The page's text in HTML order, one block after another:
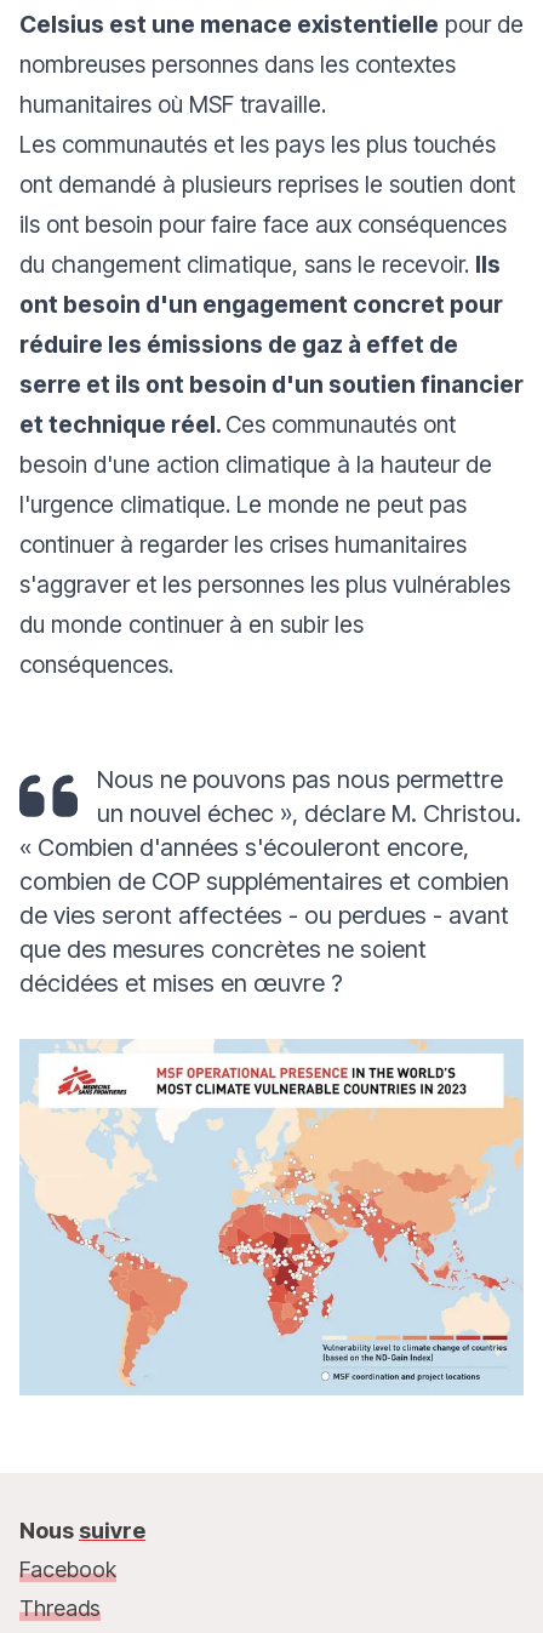
Celsius est une menace existentielle pour de
nombreuses personnes dans les contextes
humanitaires où MSF travaille.
Les communautés et les pays les plus touchés
ont demandé à plusieurs reprises le soutien dont
ils ont besoin pour faire face aux conséquences
du changement climatique, sans le recevoir. Ils
ont besoin d'un engagement concret pour
réduire les émissions de gaz à effet de
serre et ils ont besoin d'un soutien financier
et technique réel. Ces communautés ont
besoin d'une action climatique à la hauteur de
l'urgence climatique. Le monde ne peut pas
continuer à regarder les crises humanitaires
s'aggraver et les personnes les plus vulnérables
du monde continuer à en subir les
conséquences.
Nous ne pouvons pas nous permettre
un nouvel échec », déclare M. Christou.
« Combien d'années s'écouleront encore,
combien de COP supplémentaires et combien
de vies seront affectées - ou perdues - avant
que des mesures concrètes ne soient
décidées et mises en œuvre ?
Nous suivre
Facebook
Threads